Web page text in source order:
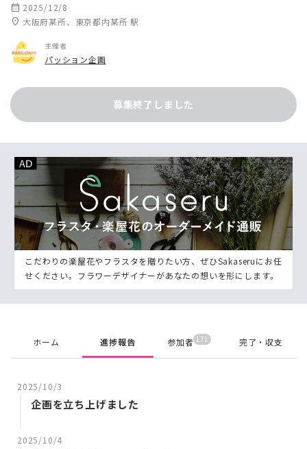
calendar_month 2025/12/8
location_on 大阪府某所、東京都内某所 駅
主催者
パッション企画
募集終了しました
こだわりの楽屋花やフラスタを贈りたい方、ぜひSakaseruにお任
せください。フラワーデザイナーがあなたの想いを形にします。
ホーム 進捗報告 参加者 171 完了・収支
2025/10/3
企画を立ち上げました
2025/10/4